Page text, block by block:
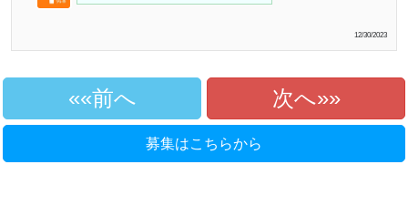
12/30/2023
«前へ 次へ»
募集はこちらから